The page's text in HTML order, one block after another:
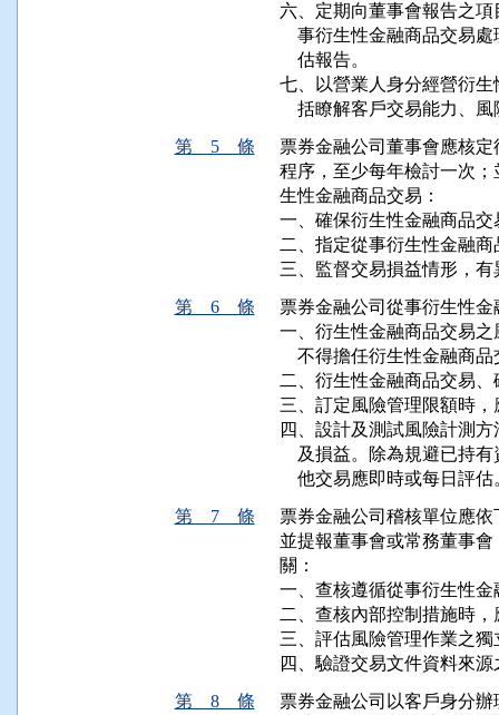
六、定期向董事會報告之
事衍生性金融商品交易
    估報告。
七、以營業人身分經營衍
括瞭解客戶交易能力、
第 5 條
票券金融公司董事會應核
程序，至少每年檢討一次
生性金融商品交易：
一、確保衍生性金融商品
二、指定從事衍生性金融
三、監督交易損益情形，
第 6 條
票券金融公司從事衍生性
一、衍生性金融商品交易
不得擔任衍生性金融商
二、衍生性金融商品交易
三、訂定風險管理限額時
四、設計及測試風險計測
及損益。除為規避已持
他交易應即時或每日評估
第 7 條
票券金融公司稽核單位應
並提報董事會或常務董事
關：
一、查核遵循從事衍生性
二、查核內部控制措施時
三、評估風險管理作業之
四、驗證交易文件資料來
第 8 條
票券金融公司以客戶身分